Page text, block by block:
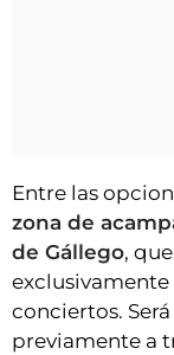
Entre las
zona de
de Gállego,
conciertos.
previamente a